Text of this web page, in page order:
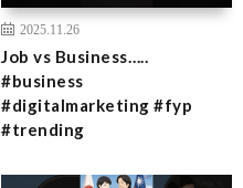
2025.11.26
Job vs Business…..
#business
#digitalmarketing #fyp
#trending